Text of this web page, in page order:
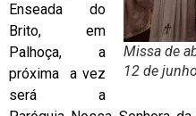
Missa de
12 de
Enseada do
Brito, em
Palhoça, a
próxima a vez
será a